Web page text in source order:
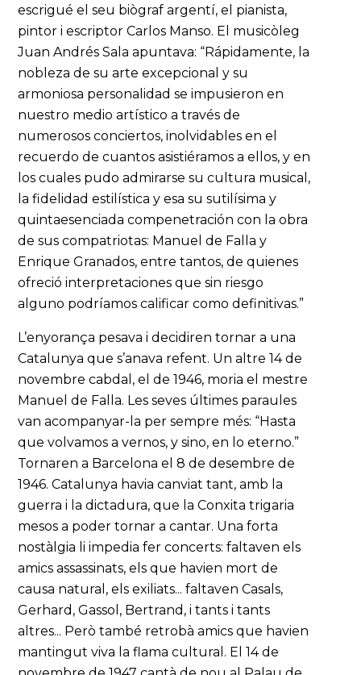
escrigué el seu biògraf argentí, el pianista,
pintor i escriptor Carlos Manso. El musicòleg
Juan Andrés Sala apuntava: “Rápidamente, la
nobleza de su arte excepcional y su
armoniosa personalidad se impusieron en
nuestro medio artístico a través de
numerosos conciertos, inolvidables en el
recuerdo de cuantos asistiéramos a ellos, y en
los cuales pudo admirarse su cultura musical,
la fidelidad estilística y esa su sutilísima y
quintaesenciada compenetración con la obra
de sus compatriotas: Manuel de Falla y
Enrique Granados, entre tantos, de quienes
ofreció interpretaciones que sin riesgo
alguno podríamos calificar como definitivas.”
L’enyorança pesava i decidiren tornar a una
Catalunya que s’anava refent. Un altre 14 de
novembre cabdal, el de 1946, moria el mestre
Manuel de Falla. Les seves últimes paraules
van acompanyar-la per sempre més: “Hasta
que volvamos a vernos, y sino, en lo eterno.”
Tornaren a Barcelona el 8 de desembre de
1946. Catalunya havia canviat tant, amb la
guerra i la dictadura, que la Conxita trigaria
mesos a poder tornar a cantar. Una forta
nostàlgia li impedia fer concerts: faltaven els
amics assassinats, els que havien mort de
causa natural, els exiliats... faltaven Casals,
Gerhard, Gassol, Bertrand, i tants i tants
altres... Però també retrobà amics que havien
mantingut viva la flama cultural. El 14 de